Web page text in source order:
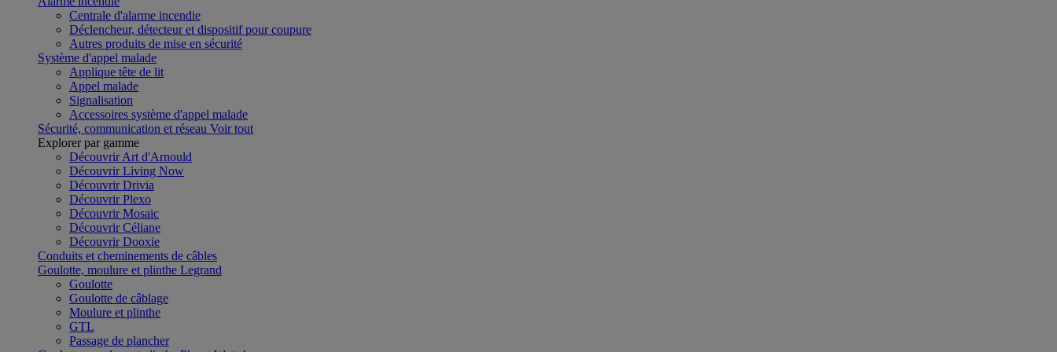
Centrale d'alarme incendie
Déclencheur, détecteur et dispositif pour coupure
Autres produits de mise en sécurité
Système d'appel malade
Applique tête de lit
Appel malade
Signalisation
Accessoires système d'appel malade
Sécurité, communication et réseau Voir tout
Explorer par gamme
Découvrir Art d'Arnould
Découvrir Living Now
Découvrir Drivia
Découvrir Plexo
Découvrir Mosaic
Découvrir Céliane
Découvrir Dooxie
Conduits et cheminements de câbles
Goulotte, moulure et plinthe Legrand
Goulotte
Goulotte de câblage
Moulure et plinthe
GTL
Passage de plancher